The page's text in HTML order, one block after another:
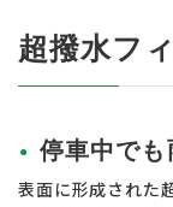
超撥水フ
停車中で
表面に形成された